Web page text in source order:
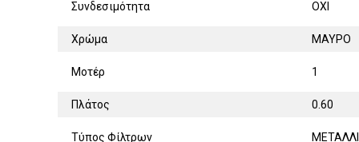
Συνδεσιμότητα ΟΧΙ
Χρώμα ΜΑΥΡΟ
Μοτέρ 1
Πλάτος 0.60
Τύπος Φίλτρων